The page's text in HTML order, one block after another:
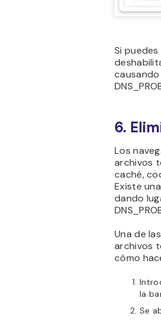
Si
6.
Los
archivos
caché,
Existe
dando
Una de
archivos
cómo
la
Se